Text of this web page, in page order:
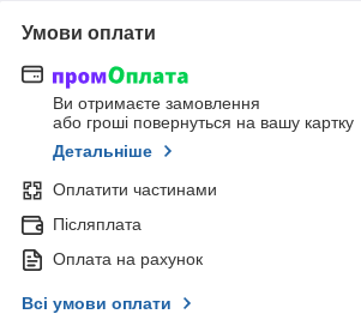
Умови оплати
Ви отримаєте замовлення
або гроші повернуться на вашу картку
Детальніше
Оплатити частинами
Післяплата
Оплата на рахунок
Всі умови оплати